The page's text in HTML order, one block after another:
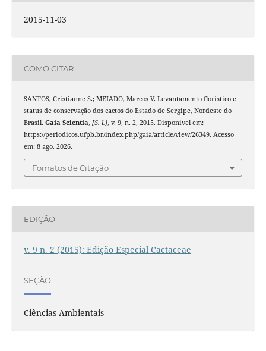
2015-11-03
COMO CITAR
SANTOS, Cristianne S.; MEIADO, Marcos V. Levantamento florístico e
status de conservação dos cactos do Estado de Sergipe, Nordeste do
Brasil. Gaia Scientia, [S. l.], v. 9, n. 2, 2015. Disponível em:
https://periodicos.ufpb.br/index.php/gaia/article/view/26349. Acesso
em: 8 ago. 2026.
Fomatos de Citação
EDIÇÃO
v. 9 n. 2 (2015): Edição Especial Cactaceae
SEÇÃO
Ciências Ambientais